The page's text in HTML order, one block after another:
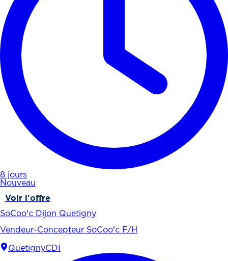
8 jours
Nouveau
Voir l'offre
SoCoo'c Dijon Quetigny
Vendeur-Concepteur SoCoo'c F/H
QuetignyCDI